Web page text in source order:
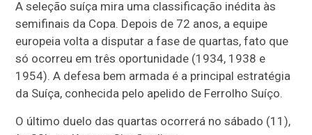
A seleção suíça mira uma classificação inédita às
semifinais da Copa. Depois de 72 anos, a equipe
europeia volta a disputar a fase de quartas, fato que
só ocorreu em três oportunidade (1934, 1938 e
1954). A defesa bem armada é a principal estratégia
da Suíça, conhecida pelo apelido de Ferrolho Suíço.
O último duelo das quartas ocorrerá no sábado (11),